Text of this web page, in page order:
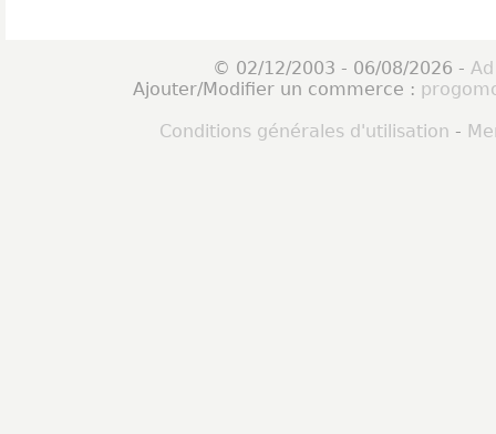
© 02/12/2003 - 06/08/2026 -
Ajouter/Modifier un commerce :
Conditions générales d'utilisation -